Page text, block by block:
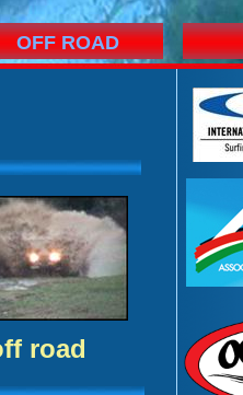
OFF ROAD
road